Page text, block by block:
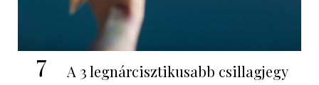
7 A 3 legnárcisztikusabb csillagjegy